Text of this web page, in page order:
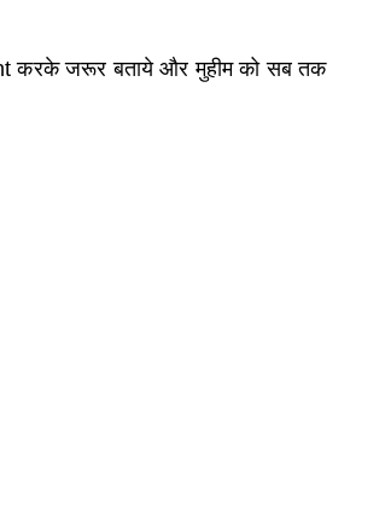
करके जरूर बताये और मुहीम को सब तक